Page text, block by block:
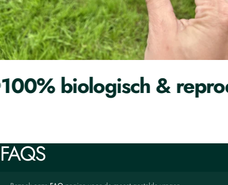
biologisch &
FAQS